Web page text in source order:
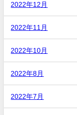
2022年12月
2022年11月
2022年10月
2022年8月
2022年7月